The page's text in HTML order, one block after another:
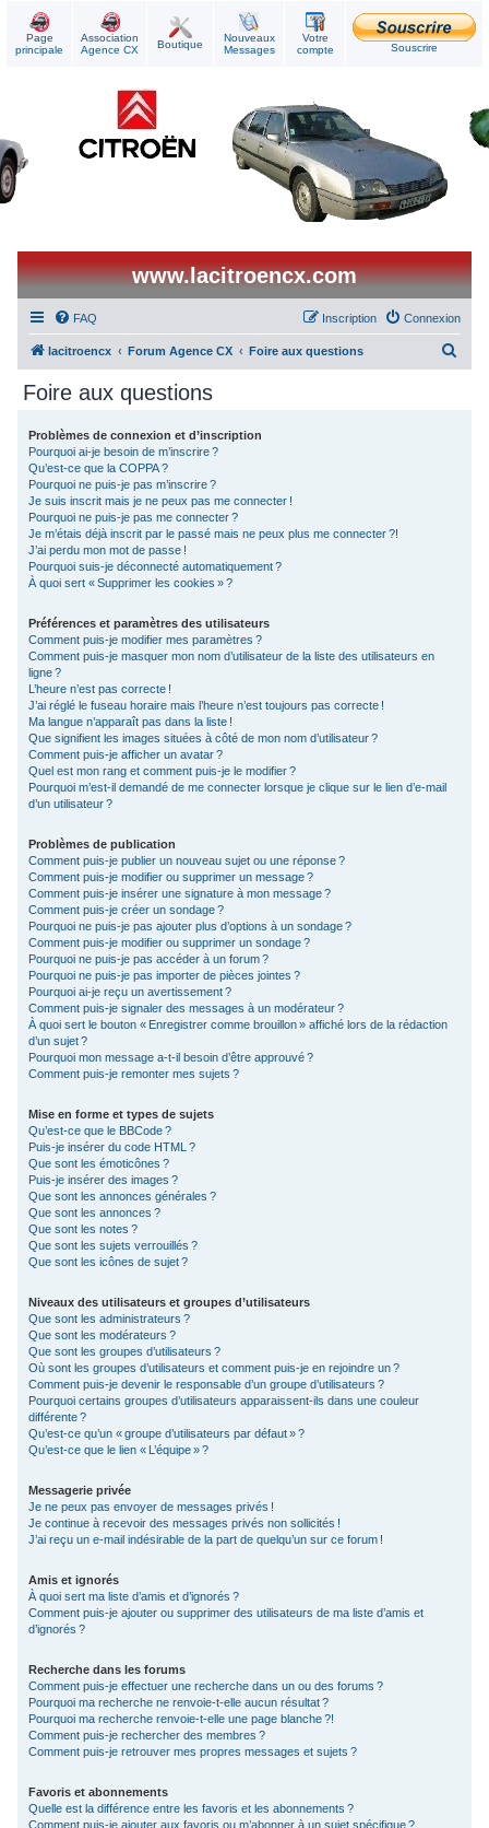
Page
principale
Association
Agence CX
Boutique
Nouveaux
Messages
Votre
compte
Souscrire
www.lacitroencx.com
FAQ Connexion
Inscription
lacitroencx Forum Agence CX Foire aux questions
Foire aux questions
Problèmes de connexion et d’inscription
Pourquoi ai-je besoin de m’inscrire ?
Qu’est-ce que la COPPA ?
Pourquoi ne puis-je pas m’inscrire ?
Je suis inscrit mais je ne peux pas me connecter !
Pourquoi ne puis-je pas me connecter ?
Je m’étais déjà inscrit par le passé mais ne peux plus me connecter ?!
J’ai perdu mon mot de passe !
Pourquoi suis-je déconnecté automatiquement ?
À quoi sert « Supprimer les cookies » ?
Préférences et paramètres des utilisateurs
Comment puis-je modifier mes paramètres ?
Comment puis-je masquer mon nom d’utilisateur de la liste des utilisateurs en
ligne ?
L’heure n’est pas correcte !
J’ai réglé le fuseau horaire mais l’heure n’est toujours pas correcte !
Ma langue n’apparaît pas dans la liste !
Que signifient les images situées à côté de mon nom d’utilisateur ?
Comment puis-je afficher un avatar ?
Quel est mon rang et comment puis-je le modifier ?
Pourquoi m’est-il demandé de me connecter lorsque je clique sur le lien d’e-mail
d’un utilisateur ?
Problèmes de publication
Comment puis-je publier un nouveau sujet ou une réponse ?
Comment puis-je modifier ou supprimer un message ?
Comment puis-je insérer une signature à mon message ?
Comment puis-je créer un sondage ?
Pourquoi ne puis-je pas ajouter plus d’options à un sondage ?
Comment puis-je modifier ou supprimer un sondage ?
Pourquoi ne puis-je pas accéder à un forum ?
Pourquoi ne puis-je pas importer de pièces jointes ?
Pourquoi ai-je reçu un avertissement ?
Comment puis-je signaler des messages à un modérateur ?
À quoi sert le bouton « Enregistrer comme brouillon » affiché lors de la rédaction
d’un sujet ?
Pourquoi mon message a-t-il besoin d’être approuvé ?
Comment puis-je remonter mes sujets ?
Mise en forme et types de sujets
Qu’est-ce que le BBCode ?
Puis-je insérer du code HTML ?
Que sont les émoticônes ?
Puis-je insérer des images ?
Que sont les annonces générales ?
Que sont les annonces ?
Que sont les notes ?
Que sont les sujets verrouillés ?
Que sont les icônes de sujet ?
Niveaux des utilisateurs et groupes d’utilisateurs
Que sont les administrateurs ?
Que sont les modérateurs ?
Que sont les groupes d’utilisateurs ?
Où sont les groupes d’utilisateurs et comment puis-je en rejoindre un ?
Comment puis-je devenir le responsable d’un groupe d’utilisateurs ?
Pourquoi certains groupes d’utilisateurs apparaissent-ils dans une couleur
différente ?
Qu’est-ce qu’un « groupe d’utilisateurs par défaut » ?
Qu’est-ce que le lien « L’équipe » ?
Messagerie privée
Je ne peux pas envoyer de messages privés !
Je continue à recevoir des messages privés non sollicités !
J’ai reçu un e-mail indésirable de la part de quelqu’un sur ce forum !
Amis et ignorés
À quoi sert ma liste d’amis et d’ignorés ?
Comment puis-je ajouter ou supprimer des utilisateurs de ma liste d’amis et
d’ignorés ?
Recherche dans les forums
Comment puis-je effectuer une recherche dans un ou des forums ?
Pourquoi ma recherche ne renvoie-t-elle aucun résultat ?
Pourquoi ma recherche renvoie-t-elle une page blanche ?!
Comment puis-je rechercher des membres ?
Comment puis-je retrouver mes propres messages et sujets ?
Favoris et abonnements
Quelle est la différence entre les favoris et les abonnements ?
Comment puis-je ajouter aux favoris ou m’abonner à un sujet spécifique ?